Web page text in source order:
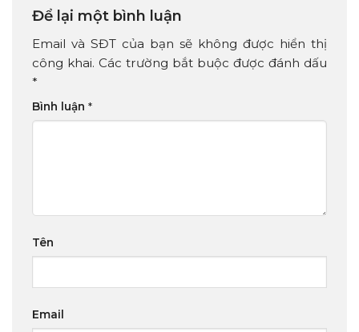
Để lại một bình luận
Email và SĐT của bạn sẽ không được hiển thị
công khai. Các trường bắt buộc được đánh dấu
*
Bình luận *
Tên
Email